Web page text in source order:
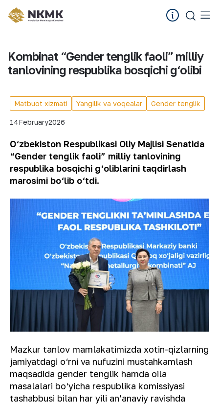
Kombinat “Gender tenglik faoli” milliy
tanlovining respublika bosqichi g‘olibi
Matbuot xizmati Yangilik va voqealar Gender tenglik
14February2026
O‘zbekiston Respublikasi Oliy Majlisi Senatida
“Gender tenglik faoli” milliy tanlovining
respublika bosqichi g‘oliblarini taqdirlash
marosimi bo‘lib o‘tdi.
Mazkur tanlov mamlakatimizda xotin-qizlarning
jamiyatdagi o‘rni va nufuzini mustahkamlash
maqsadida gender tenglik hamda oila
masalalari bo‘yicha respublika komissiyasi
tashabbusi bilan har yili anʼanaviy ravishda